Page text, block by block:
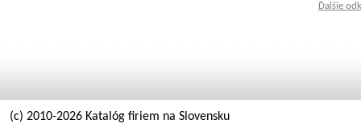
Ďalšie
(c) 2010-2026 Katalóg firiem na Slovensku